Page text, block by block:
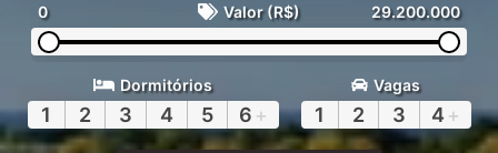
0 Valor (R$) 29.200.000
Dormitórios
1 2 3 4 5 6 +
Vagas
1 2 3 4 +